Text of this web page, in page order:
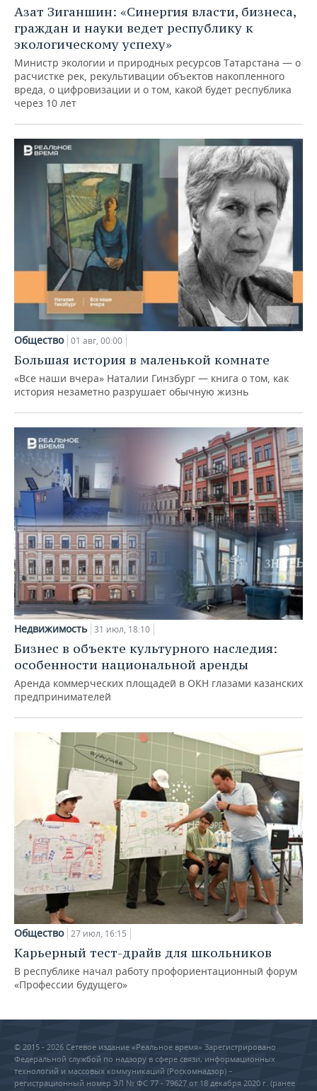
Азат Зиганшин: «Синергия власти, бизнеса,
граждан и науки ведет республику к
экологическому успеху»
Министр экологии и природных ресурсов Татарстана — о
расчистке рек, рекультивации объектов накопленного
вреда, о цифровизации и о том, какой будет республика
через 10 лет
Общество 01 авг, 00:00
Большая история в маленькой комнате
«Все наши вчера» Наталии Гинзбург — книга о том, как
история незаметно разрушает обычную жизнь
Недвижимость 31 июл, 18:10
Бизнес в объекте культурного наследия:
особенности национальной аренды
Аренда коммерческих площадей в ОКН глазами казанских
предпринимателей
Общество 27 июл, 16:15
Карьерный тест-драйв для школьников
В республике начал работу профориентационный форум
«Профессии будущего»
© 2015 - 2026 Сетевое издание «Реальное время» Зарегистрировано
Федеральной службой по надзору в сфере связи, информационных
технологий и массовых коммуникаций (Роскомнадзор) –
регистрационный номер ЭЛ № ФС 77 - 79627 от 18 декабря 2020 г. (ранее